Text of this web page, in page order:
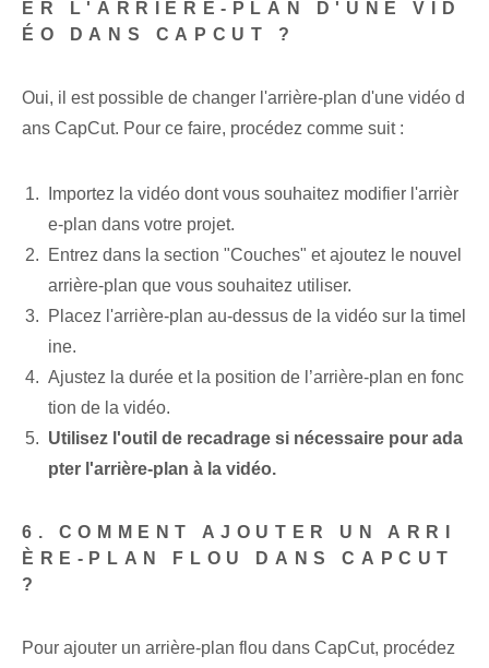
ER L'ARRIÈRE-PLAN D'UNE VID
ÉO DANS CAPCUT ?
Oui, il est possible de changer l'arrière-plan d'une vidéo d
ans CapCut. Pour ce faire, procédez comme suit :
Importez la vidéo dont vous souhaitez modifier l'arrièr
e-plan dans votre projet.
Entrez dans la section "Couches" et ajoutez le nouvel
arrière-plan que vous souhaitez utiliser.
Placez l'arrière-plan au-dessus de la vidéo sur la timel
ine.
Ajustez la durée et la position de l’arrière-plan en fonc
tion de la vidéo.
Utilisez l'outil de recadrage si nécessaire pour ada
pter l'arrière-plan à la vidéo.
6. COMMENT AJOUTER UN ARRI
ÈRE-PLAN FLOU DANS CAPCUT
?
Pour ajouter un arrière-plan flou dans CapCut, procédez